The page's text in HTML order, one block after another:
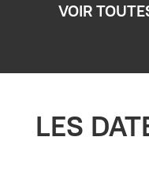
VOIR
LES